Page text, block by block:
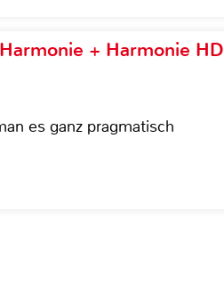
+ Harmonie HD
es ganz pragmatisch